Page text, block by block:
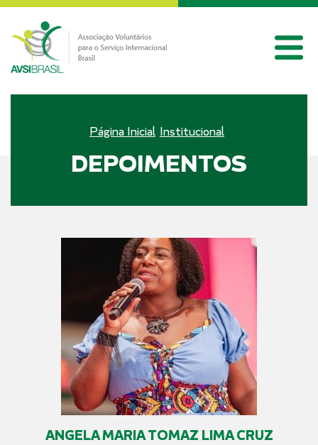
Página Inicial Institucional
DEPOIMENTOS
ANGELA MARIA TOMAZ LIMA CRUZ